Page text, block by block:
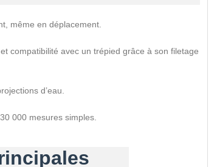
même en déplacement.
compatibilité avec un trépied grâce à son filetage
d’eau.
000 mesures simples.